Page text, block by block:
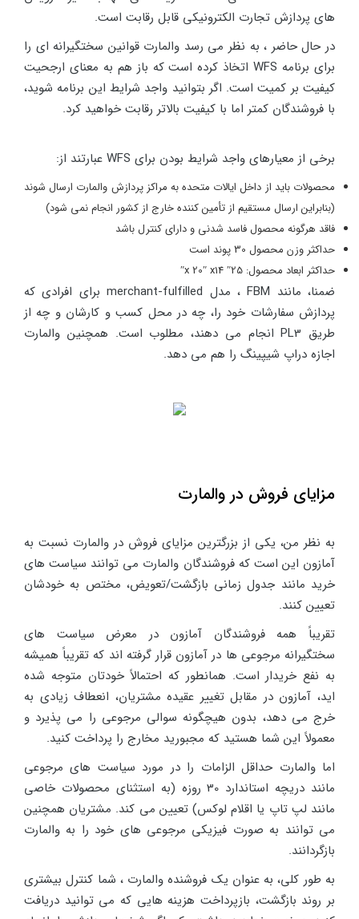
های پردازش تجارت الکترونیکی قابل رقابت است.
در حال حاضر ، به نظر می رسد والمارت قوانین سختگیرانه ای را
برای برنامه WFS اتخاذ کرده است که باز هم به معنای ارجحیت
کیفیت بر کمیت است. اگر بتوانید واجد شرایط این برنامه شوید،
با فروشندگان کمتر اما با کیفیت بالاتر رقابت خواهید کرد.
برخی از معیارهای واجد شرایط بودن برای WFS عبارتند از:
محصولات باید از داخل ایالات متحده به مراکز پردازش والمارت ارسال شوند
(بنابراین ارسال مستقیم از تأمین کننده خارج از کشور انجام نمی شود)
فاقد هرگونه محصول فاسد شدنی و دارای کنترل باشد
حداکثر وزن محصول 30 پوند است
حداکثر ابعاد محصول: 25ʺ x 20ʺ x14ʺ
ضمنا، مانند FBM ، مدل merchant-fulfilled برای افرادی که
پردازش سفارشات خود را، چه در محل کسب و کارشان و چه از
طریق PL3 انجام می دهند، مطلوب است. همچنین والمارت
اجازه دراپ شیپینگ را هم می دهد.
مزایای فروش در والمارت
به نظر من، یکی از بزرگترین مزایای فروش در والمارت نسبت به
آمازون این است که فروشندگان والمارت می توانند سیاست های
خرید مانند جدول زمانی بازگشت/تعویض، مختص به خودشان
تعیین کنند.
تقریباً همه فروشندگان آمازون در معرض سیاست های
سختگیرانه مرجوعی ها در آمازون قرار گرفته اند که تقریباً همیشه
به نفع خریدار است. همانطور که احتمالاً خودتان متوجه شده
اید، آمازون در مقابل تغییر عقیده مشتریان، انعطاف زیادی به
خرج می دهد، بدون هیچگونه سوالی مرجوعی را می پذیرد و
معمولاً این شما هستید که مجبورید مخارج را پرداخت کنید.
اما والمارت حداقل الزامات را در مورد سیاست های مرجوعی
مانند دریچه استاندارد 30 روزه (به استثنای محصولات خاصی
مانند لپ تاپ یا اقلام لوکس) تعیین می کند. مشتریان همچنین
می توانند به صورت فیزیکی مرجوعی های خود را به والمارت
بازگردانند.
به طور کلی، به عنوان یک فروشنده والمارت ، شما کنترل بیشتری
بر روند بازگشت، بازپرداخت هزینه هایی که می توانید دریافت